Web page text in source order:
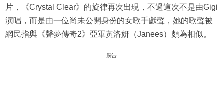
片，《Crystal Clear》的旋律再次出現，不過這次不是由Gigi
演唱，而是由一位尚未公開身份的女歌手獻聲，她的歌聲被
網民指與《聲夢傳奇2》亞軍黃洛妍（Janees）頗為相似。
廣告